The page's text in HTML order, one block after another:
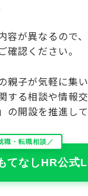
容が異なるので
確認ください。
親子が気軽に集
する相談や情報
の開設を推進して
職・転職相談／
てなしHR公式